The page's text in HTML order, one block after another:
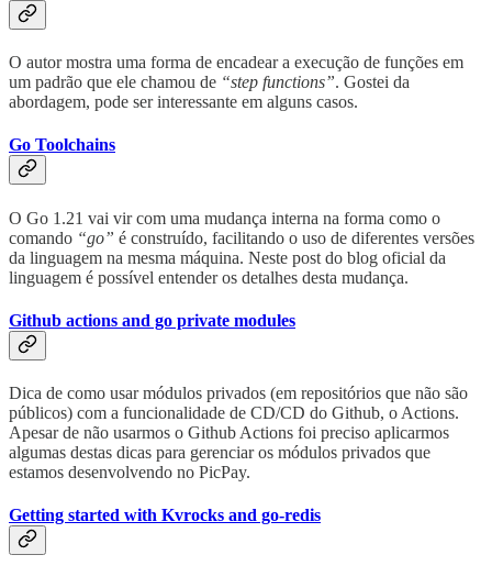
O autor mostra uma forma de encadear a execução de funções em
um padrão que ele chamou de “step functions”. Gostei da
abordagem, pode ser interessante em alguns casos.
Go Toolchains
O Go 1.21 vai vir com uma mudança interna na forma como o
comando “go” é construído, facilitando o uso de diferentes versões
da linguagem na mesma máquina. Neste post do blog oficial da
linguagem é possível entender os detalhes desta mudança.
Github actions and go private modules
Dica de como usar módulos privados (em repositórios que não são
públicos) com a funcionalidade de CD/CD do Github, o Actions.
Apesar de não usarmos o Github Actions foi preciso aplicarmos
algumas destas dicas para gerenciar os módulos privados que
estamos desenvolvendo no PicPay.
Getting started with Kvrocks and go-redis